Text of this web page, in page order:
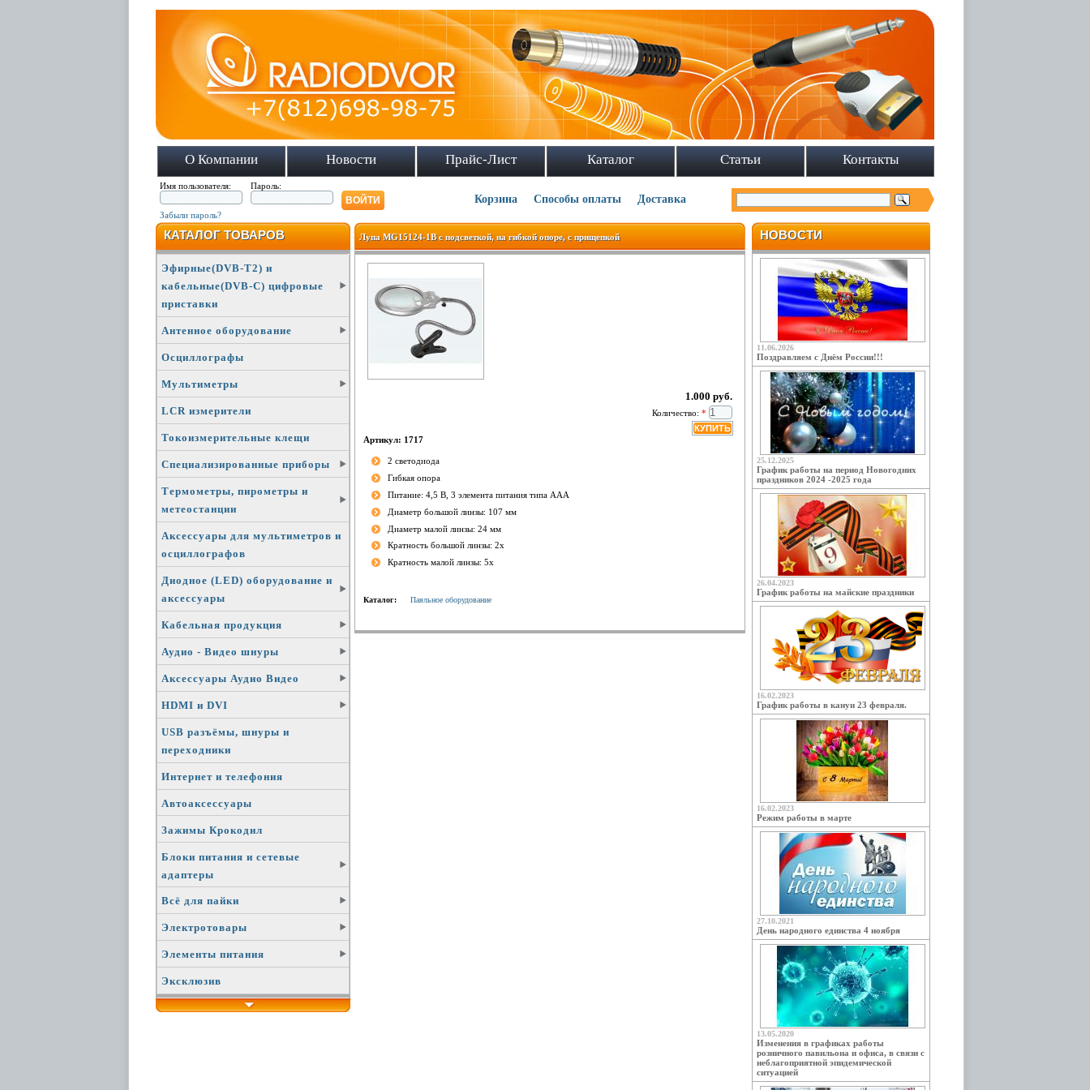
О Компании Новости Прайс-Лист Каталог Статьи Контакты
Имя пользователя: Пароль:
Забыли пароль?
Корзина Способы оплаты Доставка
КАТАЛОГ ТОВАРОВ
Эфирные(DVB-T2) и
кабельные(DVB-C) цифровые
приставки
Антенное оборудование
Осциллографы
Мультиметры
LCR измерители
Токоизмерительные клещи
Специализированные приборы
Термометры, пирометры и
метеостанции
Аксессуары для мультиметров и
осциллографов
Диодное (LED) оборудование и
аксессуары
Кабельная продукция
Аудио - Видео шнуры
Аксессуары Аудио Видео
HDMI и DVI
USB разъёмы, шнуры и
переходники
Интернет и телефония
Автоаксессуары
Зажимы Крокодил
Блоки питания и сетевые
адаптеры
Всё для пайки
Электротовары
Элементы питания
Эксклюзив
НОВОСТИ
11.06.2026
Поздравляем с Днём России!!!
25.12.2025
График работы на период Новогодних
праздников 2024 -2025 года
26.04.2023
График работы на майские праздники
16.02.2023
График работы в канун 23 февраля.
16.02.2023
Режим работы в марте
27.10.2021
День народного единства 4 ноября
13.05.2020
Изменения в графиках работы
розничного павильона и офиса, в связи с
неблагоприятной эпидемической
ситуацией
Лупа MG15124-1B с подсветкой, на гибкой опоре, с прищепкой
1.000 руб.
Количество:*
Артикул: 1717
2 светодиода
Гибкая опора
Питание: 4,5 В, 3 элемента питания типа ААА
Диаметр большой линзы: 107 мм
Диаметр малой линзы: 24 мм
Кратность большой линзы: 2х
Кратность малой линзы: 5х
Каталог: Паяльное оборудование